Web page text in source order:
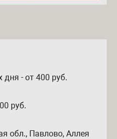
дня - от 400 руб.
руб.
обл., Павлово, Аллея